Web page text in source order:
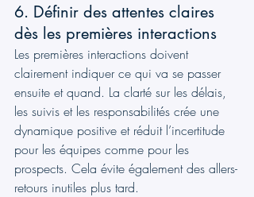
6. Définir des attentes claires
dès les premières interactions
Les premières interactions doivent
clairement indiquer ce qui va se passer
ensuite et quand. La clarté sur les délais,
les suivis et les responsabilités crée une
dynamique positive et réduit l’incertitude
pour les équipes comme pour les
prospects. Cela évite également des allers-
retours inutiles plus tard.